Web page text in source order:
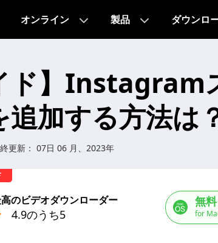
オンライン 製品 ダウンロ
ド】Instagram
追加する方法は
更新： 07日 06 月、2023年
のビデオダウンローダー
4.9のうち5
無
for